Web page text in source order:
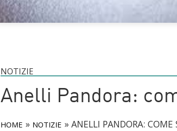
NOTIZIE
Anelli Pandora:
HOME » NOTIZIE » ANELLI PANDORA: COME